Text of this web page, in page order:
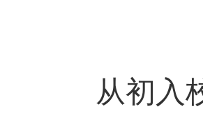
从初入校